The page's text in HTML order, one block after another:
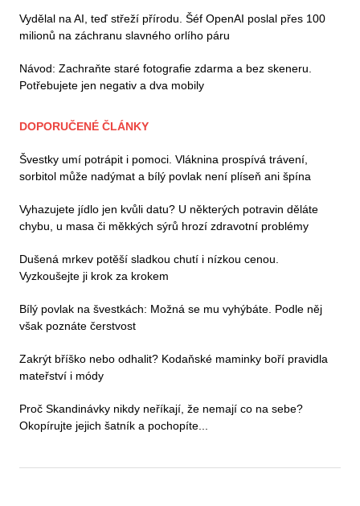
Vydělal na AI, teď střeží přírodu. Šéf OpenAI poslal přes 100
milionů na záchranu slavného orlího páru
Návod: Zachraňte staré fotografie zdarma a bez skeneru.
Potřebujete jen negativ a dva mobily
DOPORUČENÉ ČLÁNKY
Švestky umí potrápit i pomoci. Vláknina prospívá trávení,
sorbitol může nadýmat a bílý povlak není plíseň ani špína
Vyhazujete jídlo jen kvůli datu? U některých potravin děláte
chybu, u masa či měkkých sýrů hrozí zdravotní problémy
Dušená mrkev potěší sladkou chutí i nízkou cenou.
Vyzkoušejte ji krok za krokem
Bílý povlak na švestkách: Možná se mu vyhýbáte. Podle něj
však poznáte čerstvost
Zakrýt bříško nebo odhalit? Kodaňské maminky boří pravidla
mateřství i módy
Proč Skandinávky nikdy neříkají, že nemají co na sebe?
Okopírujte jejich šatník a pochopíte...